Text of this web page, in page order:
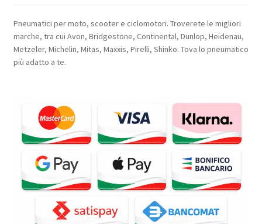
Pneumatici per moto, scooter e ciclomotori. Troverete le migliori
marche, tra cui Avon, Bridgestone, Continental, Dunlop, Heidenau,
Metzeler, Michelin, Mitas, Maxxis, Pirelli, Shinko. Tova lo pneumatico
più adatto a te.